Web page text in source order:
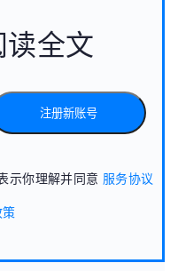
读全文
注册新账号
示你理解并同意 服务协议
策